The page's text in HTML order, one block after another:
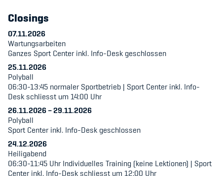
Schwangerschaft & Sport
Spitzensport & Studium
Organisation
Team
Offene Stellen
Mitgliedervereine
Closings
07.11.2026
Wartungsarbeiten
Ganzes Sport Center inkl. Info-Desk geschlossen
25.11.2026
Polyball
06:30-13:45 normaler Sportbetrieb | Sport Center inkl. Info-
Desk schliesst um 14:00 Uhr
26.11.2026–29.11.2026
Polyball
Sport Center inkl. Info-Desk geschlossen
24.12.2026
Heiligabend
06:30-11:45 Uhr Individuelles Training (keine Lektionen) | Sport
Center inkl. Info-Desk schliesst um 12:00 Uhr